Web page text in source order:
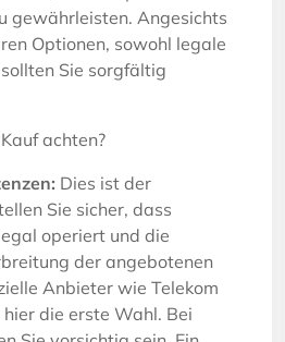
gewährleisten. Angesichts
Optionen, sowohl legale
Sie sorgfältig
achten?
Dies ist der
Sie sicher, dass
operiert und die
der angebotenen
Anbieter wie Telekom
die erste Wahl. Bei